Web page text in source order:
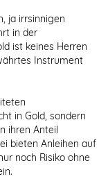
ja irrsinnigen
in der
ist keines Herren
Instrument
in Gold, sondern
ihren Anteil
bieten Anleihen auf
noch Risiko ohne